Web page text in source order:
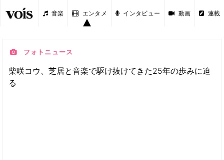
音楽 エンタメ インタビュー 動画 連載
フォトニュース
柴咲コウ、芝居と音楽で駆け抜けてきた25年の歩みに迫
る